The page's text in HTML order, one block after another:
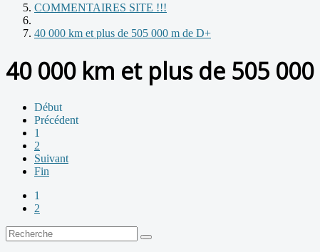
COMMENTAIRES SITE !!!
40 000 km et plus de 505 000 m de D+
40 000 km et plus de 505
Début
Précédent
1
2
Suivant
Fin
1
2